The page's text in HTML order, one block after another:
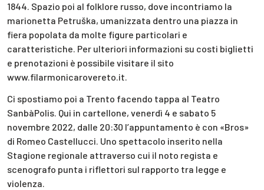
1844. Spazio poi al folklore russo, dove incontriamo la
marionetta Petruška, umanizzata dentro una piazza in
fiera popolata da molte figure particolari e
caratteristiche. Per ulteriori informazioni su costi biglietti
e prenotazioni è possibile visitare il sito
www.filarmonicarovereto.it.
Ci spostiamo poi a Trento facendo tappa al Teatro
SanbàPolis. Qui in cartellone, venerdì 4 e sabato 5
novembre 2022, dalle 20:30 l’appuntamento è con «Bros»
di Romeo Castellucci. Uno spettacolo inserito nella
Stagione regionale attraverso cui il noto regista e
scenografo punta i riflettori sul rapporto tra legge e
violenza.